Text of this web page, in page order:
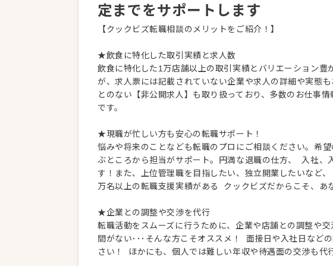
定までをサポートします
【クックビズ転職相談のメリットをご紹介！】
★飲食に特化した取引実績と求人数
飲食に特化した1万店舗以上の取引実績とバリエーション
が、求人票には記載されていない企業や求人の詳細や実態
とのない【非公開求人】も取り扱っており、多数のお仕事
です。
★現職が忙しい方も安心の転職サポート！
悩みや将来のことなども転職のプロにご相談ください。希
ぶところから担当がサポート。円満な退職の仕方、 入社、
す！また、上位管理職を目指したい、独立開業したいなど
万名以上の転職支援実績がある クックビズだからこそ、あ
★企業との調整や交渉を代行
転職活動をスムーズに行うために、企業や店舗との調整や
間がない･･･そんな方こそオススメ！ 面接日や入社日など
さい！ ほかにも、個人では難しい年収や待遇面の交渉も代